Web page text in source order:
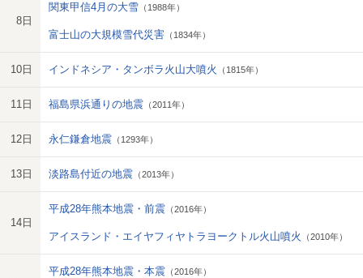
8日
関東甲信4月の大雪 （1988年）
富士山の大規模雪代災害 （1834年）
10日 インドネシア・タンボラ火山大噴火 （1815年）
11日 福島県浜通りの地震 （2011年）
12日 永仁鎌倉地震 （1293年）
13日 淡路島付近の地震 （2013年）
14日
平成28年熊本地震・前震 （2016年）
アイスランド・エイヤフィヤトラヨークトル火山噴火 （2010年）
平成28年熊本地震・本震 （2016年）